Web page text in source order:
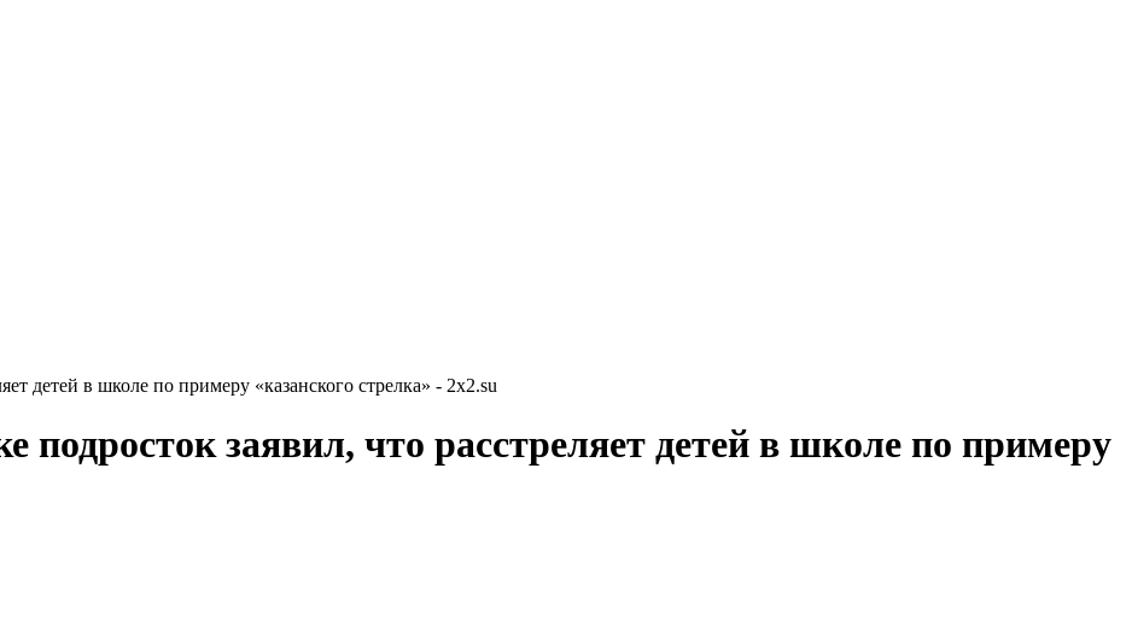
детей в школе по примеру «казанского стрелка» - 2x2.su
подросток заявил, что расстреляет детей в школе по примеру